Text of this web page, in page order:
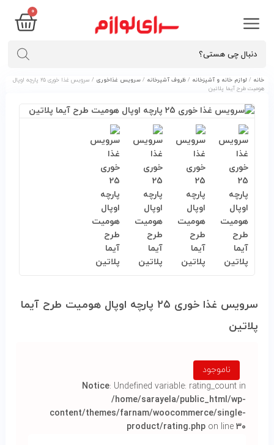
۰
خانه / لوازم خانه و آشپزخانه / ظروف آشپرخانه / سرویس غذاخوری
/ سرویس غذا خوری ۲۵ پارچه اوپال
هومیت طرح آیما پلاتین
سرویس غذا خوری ۲۵ پارچه اوپال هومیت طرح آیما
پلاتین
ناموجود
Notice: Undefined variable: rating_count in
/home/sarayela/public_html/wp-
content/themes/farnam/woocommerce/single-
product/rating.php on line۳۰